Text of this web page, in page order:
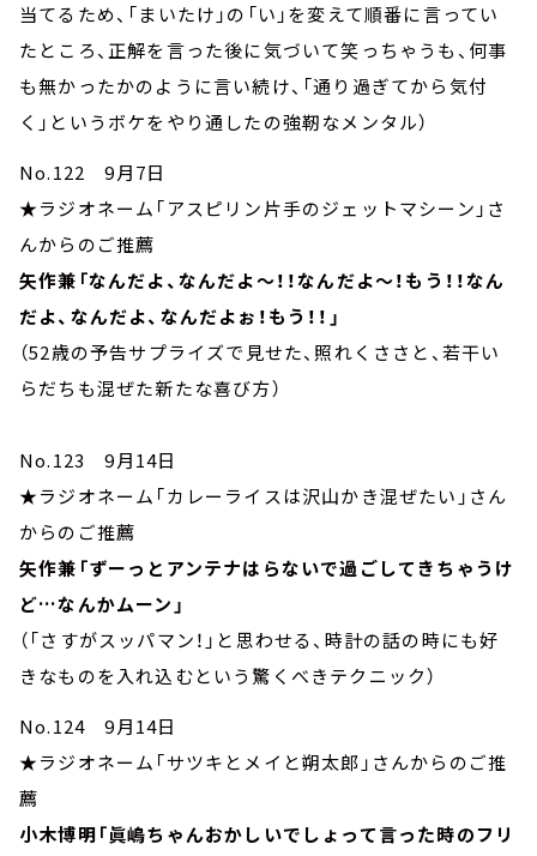
当てるため、「まいたけ」の「い」を変えて順番に言ってい
たところ、正解を言った後に気づいて笑っちゃうも、何事
も無かったかのように言い続け、「通り過ぎてから気付
く」というボケをやり通したの強靭なメンタル）
No.122 9月7日
★ラジオネーム「アスピリン片手のジェットマシーン」さ
んからのご推薦
矢作兼「なんだよ、なんだよ～！！なんだよ～！もう！！なん
だよ、なんだよ、なんだよぉ！もう！！」
（52歳の予告サプライズで見せた、照れくささと、若干い
らだちも混ぜた新たな喜び方）
No.123 9月14日
★ラジオネーム「カレーライスは沢山かき混ぜたい」さん
からのご推薦
矢作兼「ずーっとアンテナはらないで過ごしてきちゃうけ
ど…なんかムーン」
（「さすがスッパマン！」と思わせる、時計の話の時にも好
きなものを入れ込むという驚くべきテクニック）
No.124 9月14日
★ラジオネーム「サツキとメイと朔太郎」さんからのご推
薦
小木博明「眞嶋ちゃんおかしいでしょって言った時のフリ